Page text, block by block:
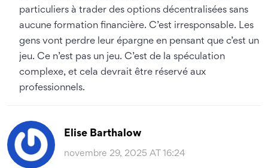
particuliers à trader des options décentralisées sans
aucune formation financière. C’est irresponsable. Les
gens vont perdre leur épargne en pensant que c’est un
jeu. Ce n’est pas un jeu. C’est de la spéculation
complexe, et cela devrait être réservé aux
professionnels.
Elise Barthalow
novembre 29, 2025 AT 16:24